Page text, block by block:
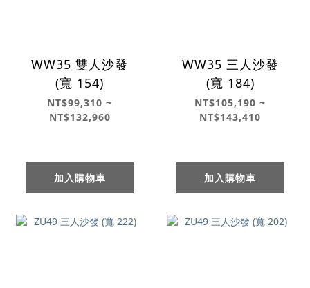
WW35 雙人沙發
(寬 154)
NT$99,310 ~
NT$132,960
加入購物車
WW35 三人沙發
(寬 184)
NT$105,190 ~
NT$143,410
加入購物車